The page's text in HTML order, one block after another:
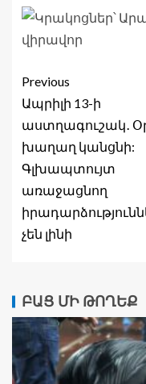
Previous
Ապրիլի 13-ի
աստղագուշակ․
խաղաղ կանցնի:
Գլխապտույտ
առաջացնող
չեն լինի
ԲԱՑ ՄԻ ԹՈՂԵՔ